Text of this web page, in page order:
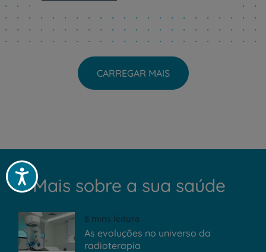
Acessibilidade
CARREGAR MAIS
Mais sobre a sua saúde
8 mins leitura
As evoluções no universo da
radioterapia